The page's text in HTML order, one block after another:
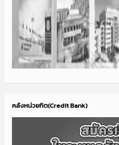
คลังหน่วยกิต(Credit Bank)